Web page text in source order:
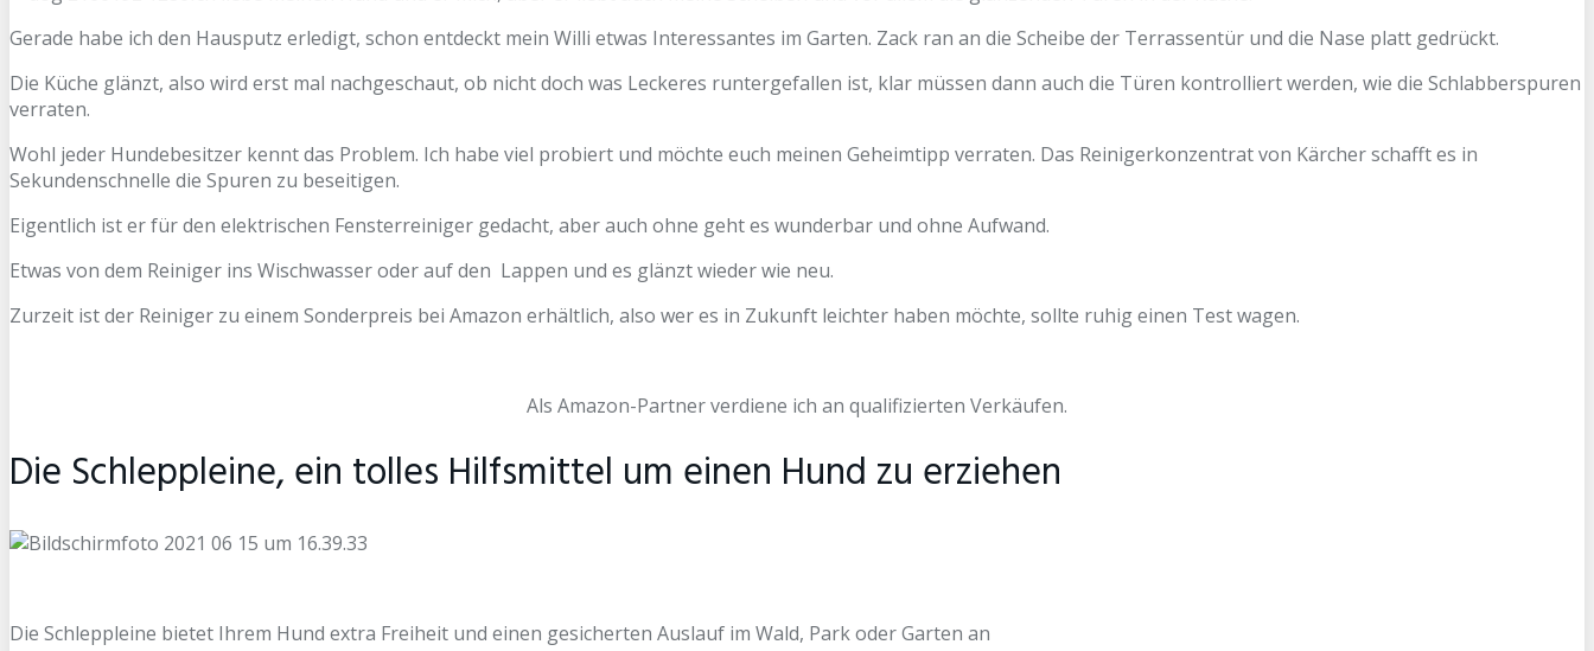
Gerade habe ich den Hausputz erledigt, schon entdeckt mein Willi etwas Interessantes im Garten. Zack ran an die Scheibe der Terrassentür und die Nase platt gedrückt.
Die Küche glänzt, also wird erst mal nachgeschaut, ob nicht doch was Leckeres runtergefallen ist, klar müssen dann auch die Türen kontrolliert werden, wie die Schlabberspuren
verraten.
Wohl jeder Hundebesitzer kennt das Problem. Ich habe viel probiert und möchte euch meinen Geheimtipp verraten. Das Reinigerkonzentrat von Kärcher schafft es in
Sekundenschnelle die Spuren zu beseitigen.
Eigentlich ist er für den elektrischen Fensterreiniger gedacht, aber auch ohne geht es wunderbar und ohne Aufwand.
Etwas von dem Reiniger ins Wischwasser oder auf den Lappen und es glänzt wieder wie neu.
Zurzeit ist der Reiniger zu einem Sonderpreis bei Amazon erhältlich, also wer es in Zukunft leichter haben möchte, sollte ruhig einen Test wagen.
Als Amazon-Partner verdiene ich an qualifizierten Verkäufen.
Die Schleppleine, ein tolles Hilfsmittel um einen Hund zu erziehen
Die Schleppleine bietet Ihrem Hund extra Freiheit und einen gesicherten Auslauf im Wald, Park oder Garten an